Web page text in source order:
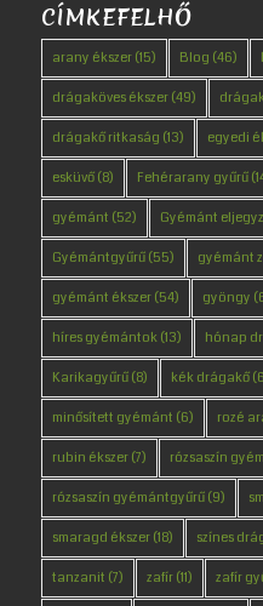
CÍMKEFELHŐ
arany ékszer(15) Blog (46)
drágaköves ékszer(49)
drágakő ritkaság (13) egyedi
esküvő(8) Fehérarany gyűrű
gyémánt (52) Gyémánt
Gyémántgyűrű(55) gyémánt
gyémánt ékszer(54) gyöngy
híres gyémántok(13) hónap
Karikagyűrű(8) kék drágakő
minősített gyémánt (6) rozé
rubin ékszer(7) rózsaszín
rózsaszín gyémántgyűrű(9)
smaragd ékszer(18) színes
tanzanit (7) zafír(11) zafír